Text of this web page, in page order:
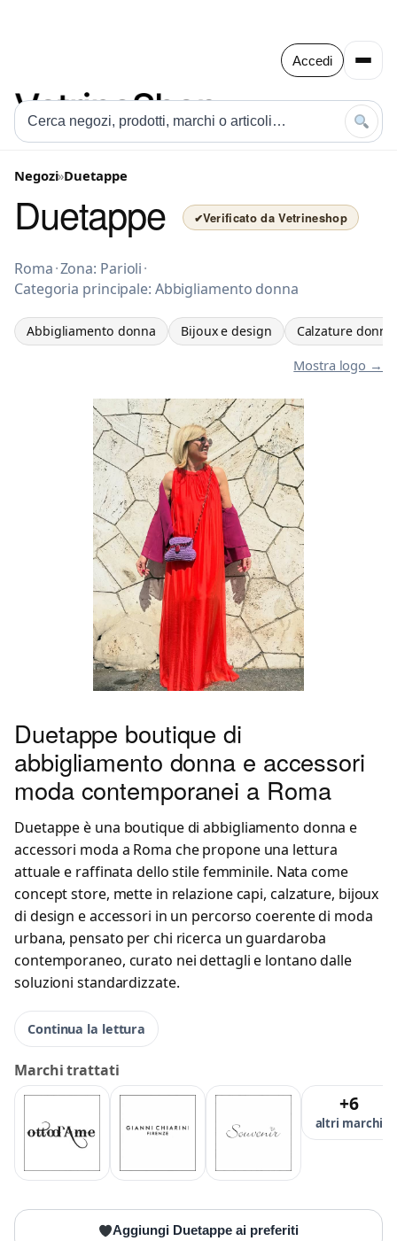
Accedi
Negozi»Duetappe
Duetappe ✔Verificato da Vetrineshop
Abbigliamento donna a Roma
Roma·Zona: Parioli·
Categoria principale: Abbigliamento donna
Abbigliamento donna Bijoux e design Calzature donna
Mostra logo →
Duetappe boutique di
abbigliamento donna e accessori
moda contemporanei a Roma
Duetappe è una boutique di abbigliamento donna e
accessori moda a Roma che propone una lettura
attuale e raffinata dello stile femminile. Nata come
concept store, mette in relazione capi, calzature, bijoux
di design e accessori in un percorso coerente di moda
urbana, pensato per chi ricerca un guardaroba
contemporaneo, curato nei dettagli e lontano dalle
soluzioni standardizzate.
Continua la lettura
Marchi trattati
+6
altri marchi
Aggiungi Duetappe ai preferiti